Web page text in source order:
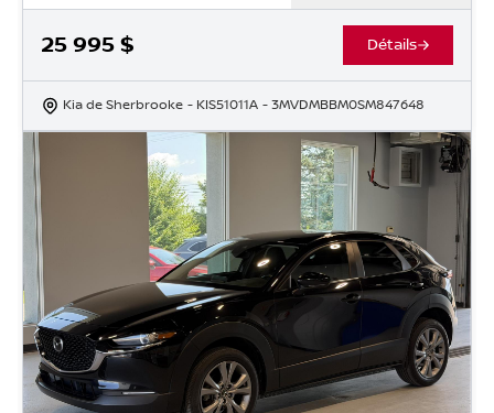
25 995 $ Détails
Kia de Sherbrooke - KIS51011A - 3MVDMBBM0SM847648